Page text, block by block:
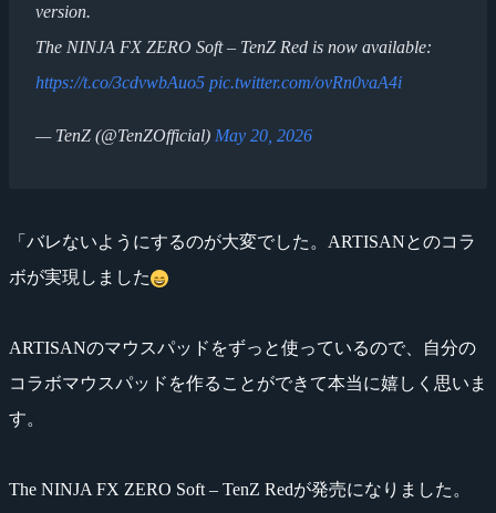
version.
The NINJA FX ZERO Soft – TenZ Red is now available:
https://t.co/3cdvwbAuo5 pic.twitter.com/ovRn0vaA4i
— TenZ (@TenZOfficial) May 20, 2026
「バレないようにするのが大変でした。ARTISANとのコラ
ボが実現しました
ARTISANのマウスパッドをずっと使っているので、自分の
コラボマウスパッドを作ることができて本当に嬉しく思いま
す。
The NINJA FX ZERO Soft – TenZ Redが発売になりました。